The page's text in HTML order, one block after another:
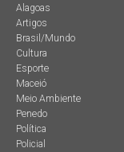
Alagoas
Artigos
Brasil/Mundo
Cultura
Esporte
Maceió
Meio Ambiente
Penedo
Política
Policial